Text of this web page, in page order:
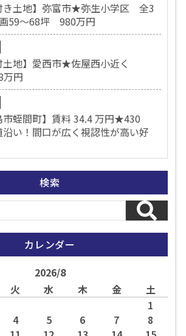
き土地】弥富市★弥生小学区 全3
59～68坪 980万円
土地】愛西市★佐屋西小近く
万円
市蛭間町】賃料 34.4 万円★430
い！間口が広く視認性が高い好
検索
カレンダー
2026/8
火 水 木 金
土
1
4 5 6 7
8